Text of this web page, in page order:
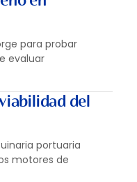
para probar
evaluar
del
portuaria
motores de